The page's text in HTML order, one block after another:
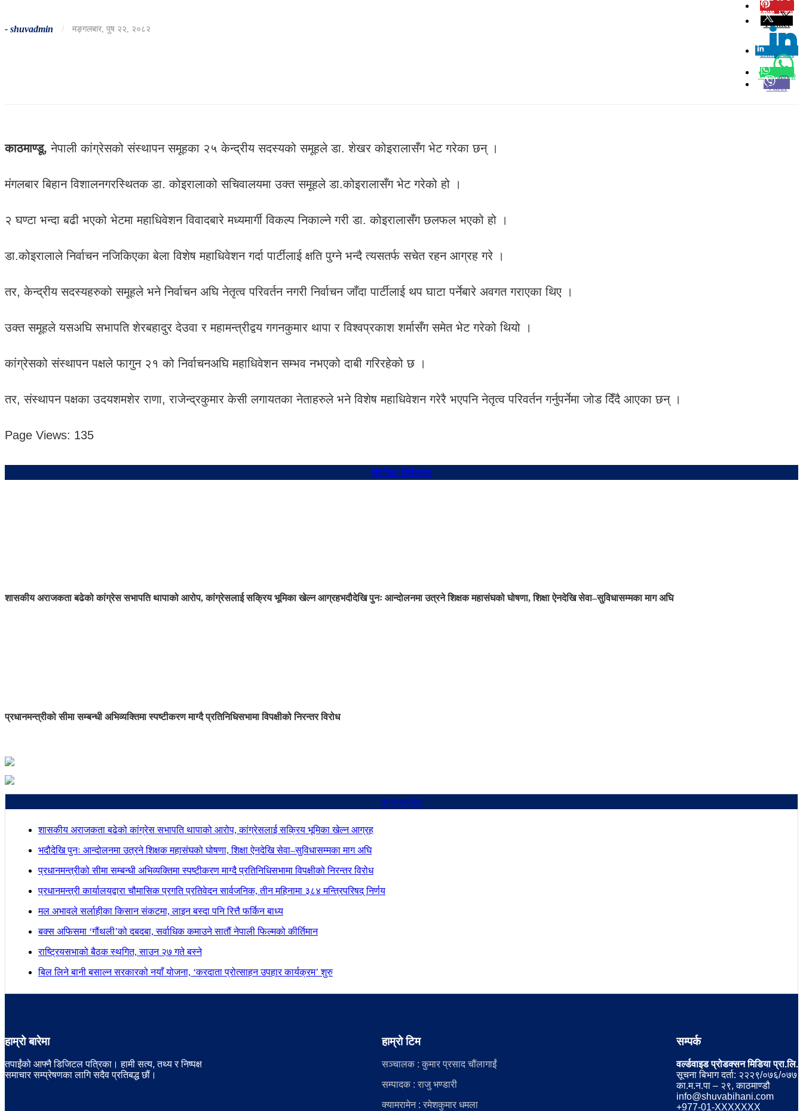
- shuvadmin / मङ्गलबार, पुष २२, २०८२
Pinterest
Twitter
Linkedin
0
Whatsapp
Viber
काठमाण्डू, नेपाली कांग्रेसको संस्थापन समूहका २५ केन्द्रीय सदस्यको समूहले डा. शेखर कोइरालासँग भेट गरेका छन् ।
मंगलबार बिहान विशालनगरस्थितक डा. कोइरालाको सचिवालयमा उक्त समूहले डा.कोइरालासँग भेट गरेको हो ।
२ घण्टा भन्दा बढी भएको भेटमा महाधिवेशन विवादबारे मध्यमार्गी विकल्प निकाल्ने गरी डा. कोइरालासँग छलफल भएको हो ।
डा.कोइरालाले निर्वाचन नजिकिएका बेला विशेष महाधिवेशन गर्दा पार्टीलाई क्षति पुग्ने भन्दै त्यसतर्फ सचेत रहन आग्रह गरे ।
तर, केन्द्रीय सदस्यहरुको समूहले भने निर्वाचन अघि नेतृत्व परिवर्तन नगरी निर्वाचन जाँदा पार्टीलाई थप घाटा पर्नेबारे अवगत गराएका थिए ।
उक्त समूहले यसअघि सभापति शेरबहादुर देउवा र महामन्त्रीद्वय गगनकुमार थापा र विश्वप्रकाश शर्मासँग समेत भेट गरेको थियो ।
कांग्रेसको संस्थापन पक्षले फागुन २१ को निर्वाचनअघि महाधिवेशन सम्भव नभएको दाबी गरिरहेको छ ।
तर, संस्थापन पक्षका उदयशमशेर राणा, राजेन्द्रकुमार केसी लगायतका नेताहरुले भने विशेष महाधिवेशन गरेरै भएपनि नेतृत्व परिवर्तन गर्नुपर्नेमा जोड दिँदै आएका छन् ।
Page Views: 135
संबन्धित शिर्षकहरु
शासकीय अराजकता बढेको कांग्रेस सभापति थापाको आरोप, कांग्रेसलाई सक्रिय भूमिका खेल्न आग्रहभदौदेखि पुनः आन्दोलनमा उत्रने शिक्षक महासंघको घोषणा, शिक्षा ऐनदेखि सेवा–सुविधासम्मका माग अघि
प्रधानमन्त्रीको सीमा सम्बन्धी अभिव्यक्तिमा स्पष्टीकरण माग्दै प्रतिनिधिसभामा विपक्षीको निरन्तर विरोध
ताजा अपडेट
शासकीय अराजकता बढेको कांग्रेस सभापति थापाको आरोप, कांग्रेसलाई सक्रिय भूमिका खेल्न आग्रह
भदौदेखि पुनः आन्दोलनमा उत्रने शिक्षक महासंघको घोषणा, शिक्षा ऐनदेखि सेवा–सुविधासम्मका माग अघि
प्रधानमन्त्रीको सीमा सम्बन्धी अभिव्यक्तिमा स्पष्टीकरण माग्दै प्रतिनिधिसभामा विपक्षीको निरन्तर विरोध
प्रधानमन्त्री कार्यालयद्वारा चौमासिक प्रगति प्रतिवेदन सार्वजनिक, तीन महिनामा ३८४ मन्त्रिपरिषद् निर्णय
मल अभावले सर्लाहीका किसान संकटमा, लाइन बस्दा पनि रित्तै फर्किन बाध्य
बक्स अफिसमा ‘गौंथली’को दबदबा, सर्वाधिक कमाउने सातौं नेपाली फिल्मको कीर्तिमान
राष्ट्रियसभाको बैठक स्थगित, साउन २७ गते बस्ने
बिल लिने बानी बसाल्न सरकारको नयाँ योजना, ‘करदाता प्रोत्साहन उपहार कार्यक्रम’ शुरु
हाम्रो बारेमा
तपाईंको आफ्नै डिजिटल पत्रिका। हामी सत्य, तथ्य र निष्पक्ष
समाचार सम्प्रेषणका लागि सदैव प्रतिबद्ध छौं।
हाम्रो टिम
सञ्चालक : कुमार प्रसाद चौंलागाईं
सम्पादक : राजु भण्डारी
क्यामरामेन : रमेशकुमार धमला
सम्पर्क
वर्ल्डवाइड प्रोडक्सन मिडिया प्रा.लि.
सूचना बिभाग दर्ता: २२२९/०७६/०७७
का.म.न.पा – २९, काठमाण्डौ
info@shuvabihani.com
+977-01-XXXXXXX